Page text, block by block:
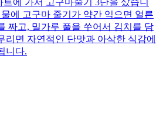
에 고구마 줄기가 약간 익으면 얼른
짜고, 밀가루 풀을 쑤어서 김치를 담
리면 자연적인 단맛과 아삭한 식감에
니다.